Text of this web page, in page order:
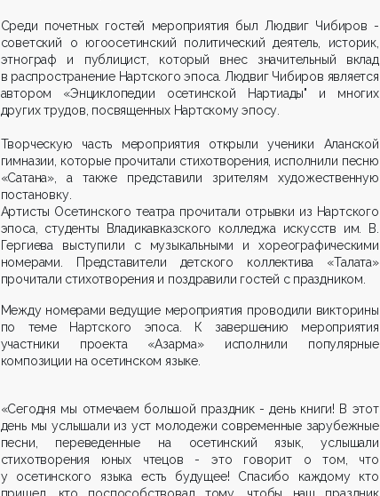
Среди почетных гостей мероприятия был Людвиг Чибиров -
советский о югоосетинский политический деятель, историк,
этнограф и публицист, который внес значительный вклад
в распространение Нартского эпоса. Людвиг Чибиров является
автором «Энциклопедии осетинской Нартиады" и многих
других трудов, посвященных Нартскому эпосу.
Творческую часть мероприятия открыли ученики Аланской
гимназии, которые прочитали стихотворения, исполнили песню
«Сатана», а также представили зрителям художественную
постановку.
Артисты Осетинского театра прочитали отрывки из Нартского
эпоса, студенты Владикавказского колледжа искусств им. В.
Гергиева выступили с музыкальными и хореографическими
номерами. Представители детского коллектива «Талата»
прочитали стихотворения и поздравили гостей с праздником.
Между номерами ведущие мероприятия проводили викторины
по теме Нартского эпоса. К завершению мероприятия
участники проекта «Азарма» исполнили популярные
композиции на осетинском языке.
«Сегодня мы отмечаем большой праздник - день книги! В этот
день мы услышали из уст молодежи современные зарубежные
песни, переведенные на осетинский язык, услышали
стихотворения юных чтецов - это говорит о том, что
у осетинского языка есть будущее! Спасибо каждому кто
пришел, кто поспособствовал тому, чтобы наш праздник